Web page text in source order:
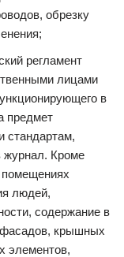
обрезку
регламент
лицами
в
предмет
стандартам,
журнал. Кроме
помещениях
людей,
содержание в
крышных
элементов,